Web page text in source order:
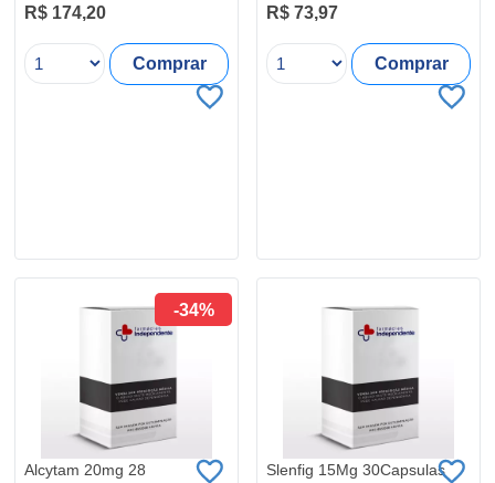
R$ 174,20
Comprar
R$ 73,97
Comprar
-34%
Alcytam 20mg 28
Slenfig 15Mg 30Capsulas